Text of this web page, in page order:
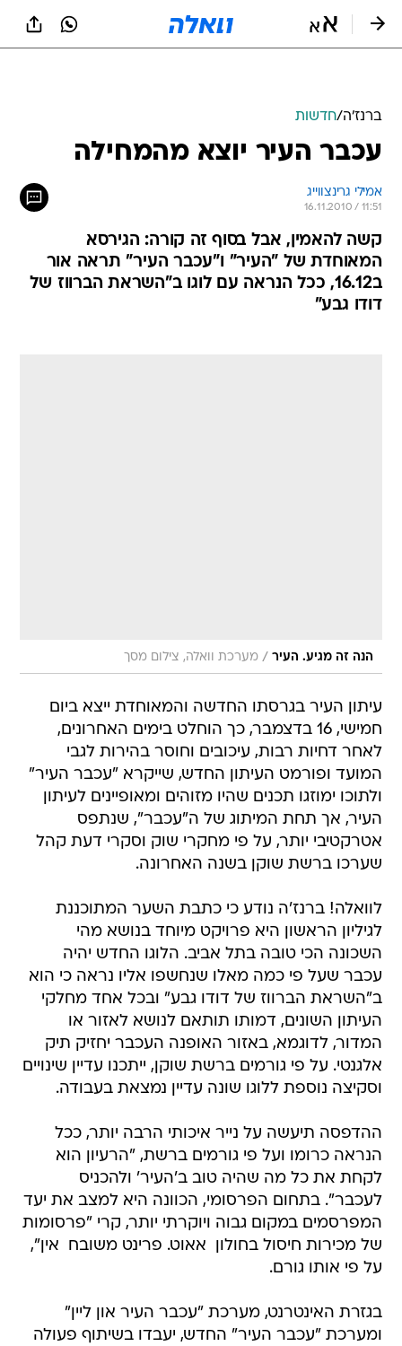
ברנז'ה/חדשות
עכבר העיר יוצא מהמחילה
אמילי גרינצווייג
16.11.2010 / 11:51
קשה להאמין, אבל בסוף זה קורה: הגירסא
המאוחדת של "העיר" ו"עכבר העיר" תראה אור
ב16.12, ככל הנראה עם לוגו ב"השראת הברווז של
דודו גבע"
הנה זה מגיע. העיר / מערכת וואלה, צילום מסך
עיתון העיר בגרסתו החדשה והמאוחדת ייצא ביום
חמישי, 16 בדצמבר, כך הוחלט בימים האחרונים,
לאחר דחיות רבות, עיכובים וחוסר בהירות לגבי
המועד ופורמט העיתון החדש, שייקרא "עכבר העיר"
ולתוכו ימוזגו תכנים שהיו מזוהים ומאופיינים לעיתון
העיר, אך תחת המיתוג של ה"עכבר", שנתפס
אטרקטיבי יותר, על פי מחקרי שוק וסקרי דעת קהל
שערכו ברשת שוקן בשנה האחרונה.
לוואלה! ברנז'ה נודע כי כתבת השער המתוכננת
לגיליון הראשון היא פרויקט מיוחד בנושא מהי
השכונה הכי טובה בתל אביב. הלוגו החדש יהיה
עכבר שעל פי כמה מאלו שנחשפו אליו נראה כי הוא
ב"השראת הברווז של דודו גבע" ובכל אחד מחלקי
העיתון השונים, דמותו תותאם לנושא לאזור או
המדור, לדוגמא, באזור האופנה העכבר יחזיק תיק
אלגנטי. על פי גורמים ברשת שוקן, ייתכנו עדיין שינויים
וסקיצה נוספת ללוגו שונה עדיין נמצאת בעבודה.
ההדפסה תיעשה על נייר איכותי הרבה יותר, ככל
הנראה כרומו ועל פי גורמים ברשת, "הרעיון הוא
לקחת את כל מה שהיה טוב ב'העיר' ולהכניס
לעכבר". בתחום הפרסומי, הכוונה היא למצב את יעד
המפרסמים במקום גבוה ויוקרתי יותר, קרי "פרסומות
של מכירות חיסול בחולון  אאוט. פרינט משובח  אין",
על פי אותו גורם.
בגזרת האינטרנט, מערכת "עכבר העיר און ליין"
ומערכת "עכבר העיר" החדש, יעבדו בשיתוף פעולה